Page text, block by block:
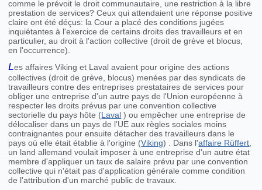
comme le prévoit le droit communautaire, une restriction à la libre
prestation de services? Ceux qui attendaient une réponse positive
claire ont été déçus: la Cour a placé des conditions jugées
inquiétantes à l'exercice de certains droits des travailleurs et en
particulier, au droit à l'action collective (droit de grève et blocus,
en l'occurrence).
Les affaires Viking et Laval avaient pour origine des actions
collectives (droit de grève, blocus) menées par des syndicats de
travailleurs contre des entreprises prestataires de services pour
obliger une entreprise d'un autre pays de l'Union européenne à
respecter les droits prévus par une convention collective
sectorielle du pays hôte (Laval ) ou empêcher une entreprise de
délocaliser dans un pays de l'UE aux règles sociales moins
contraignantes pour ensuite détacher des travailleurs dans le
pays où elle était établie à l'origine (Viking) . Dans l'affaire Rüffert,
un land allemand voulait imposer à une entreprise d'un autre état
membre d'appliquer un taux de salaire prévu par une convention
collective qui n'était pas d'application générale comme condition
de l'attribution d'un marché public de travaux.